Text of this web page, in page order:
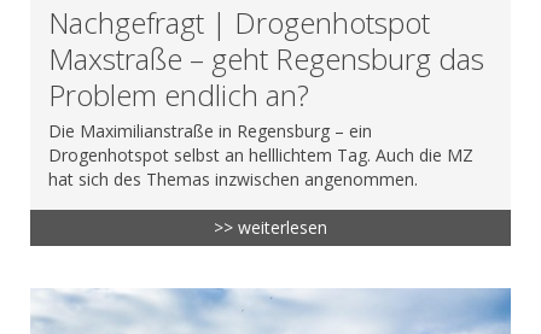
Nachgefragt | Drogenhotspot
Maxstraße – geht Regensburg das
Problem endlich an?
Die Maximilianstraße in Regensburg – ein
Drogenhotspot selbst an helllichtem Tag. Auch die MZ
hat sich des Themas inzwischen angenommen.
>> weiterlesen